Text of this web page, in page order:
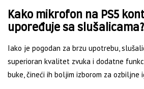
Kako mikrofon na PS5
upoređuje sa slušalicama?
Iako je pogodan za brzu upotrebu,
superioran kvalitet zvuka i dodatne
buke, čineći ih boljim izborom za ozbiljne